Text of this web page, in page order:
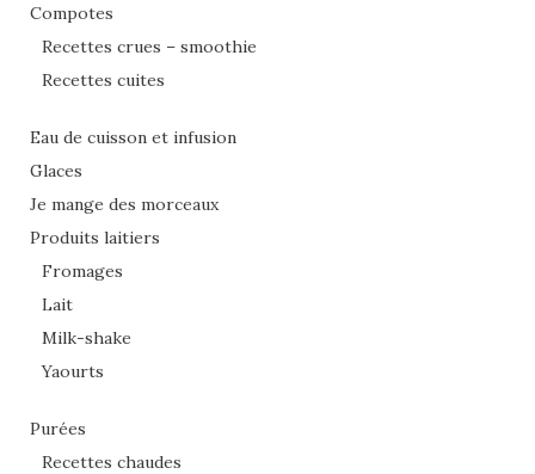
Compotes
Recettes crues – smoothie
Recettes cuites
Eau de cuisson et infusion
Glaces
Je mange des morceaux
Produits laitiers
Fromages
Lait
Milk-shake
Yaourts
Purées
Recettes chaudes